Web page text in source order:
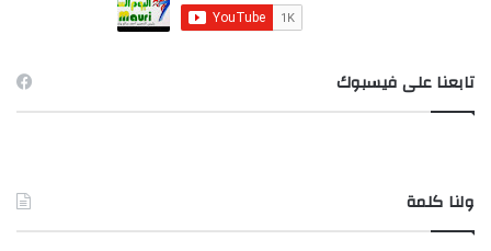
:
تابعنا على فيسبوك
ولنا كلمة